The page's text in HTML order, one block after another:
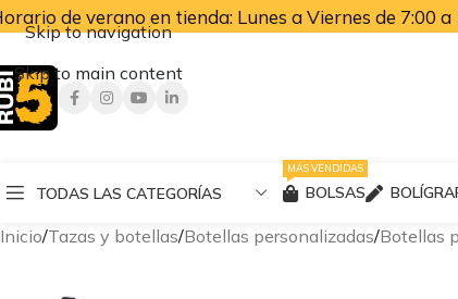
Skip to navigation
Skip to main content
de verano en tienda: Lunes a Viernes de 7:00 a
TODAS LAS CATEGORÍAS BOLSAS
MÁS VENDIDAS
Inicio Tazas y botellas Botellas personalizadas Botellas